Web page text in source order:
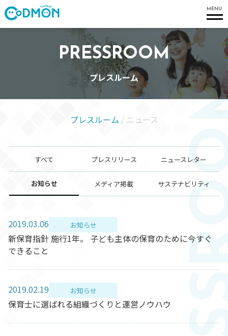
MENU
PRESSROOM
プレスルーム
プレスルーム / ニュース
すべて プレスリリース ニュースレター
お知らせ メディア掲載 サステナビリティ
2019.03.06 お知らせ
新保育指針 施行1年。 子ども主体の保育のために今すぐ
できること
2019.02.19 お知らせ
保育士に選ばれる組織づくりと運営ノウハウ